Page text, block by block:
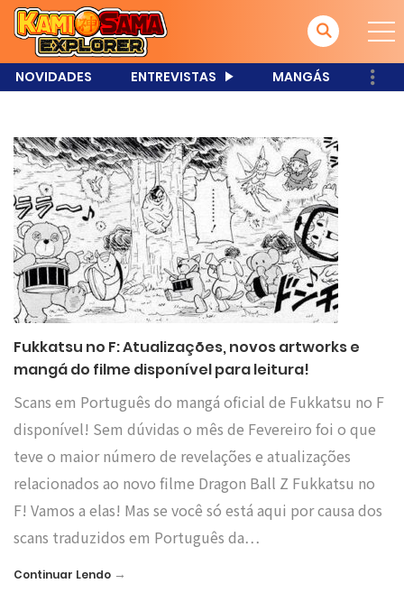
NOVIDADES ENTREVISTAS MANGÁS
Fukkatsu no F: Atualizações, novos artworks e
mangá do filme disponível para leitura!
Scans em Português do mangá oficial de Fukkatsu no F
disponível! Sem dúvidas o mês de Fevereiro foi o que
teve o maior número de revelações e atualizações
relacionados ao novo filme Dragon Ball Z Fukkatsu no
F! Vamos a elas! Mas se você só está aqui por causa dos
scans traduzidos em Português da…
Continuar Lendo →